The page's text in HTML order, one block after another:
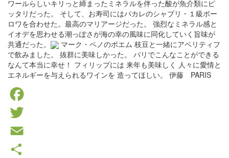
ワールらしいキリっと締まったミネラルを伴った酸が魚介類にピ
ッタリだった。 そして、お寿司にはパカレのシャブリ・１級ボー
ロワを合わせた。最高のマリアージだった。 強烈なミネラル感と
イオデを思わせる潮っぽさが海の幸の風味に同化していく旨味が
共通だった。
マーク・ペノのボエム 枝豆と一緒にアペリティフ
で飲みました。 抜群に美味しかった。 パリでこんなことができる
なんて本当に幸せ！ フィリップには 来年も美味しく 人々に愛情と
エネルギーを与えられるワインを 造ってほしい。 伊藤 PARIS
Facebook
Twitter
Email